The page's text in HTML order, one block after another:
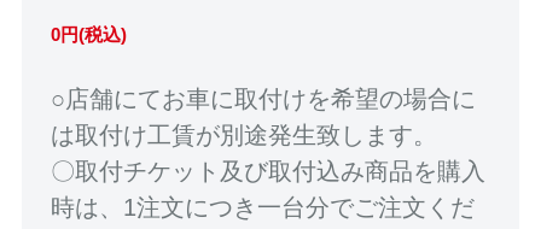
0円(税込)
○店舗にてお車に取付けを希望の場合に
は取付け工賃が別途発生致します。
〇取付チケット及び取付込み商品を購入
時は、1注文につき一台分でご注文くだ